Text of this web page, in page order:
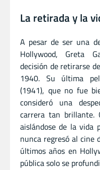
La retirada y la
A pesar de ser una
Hollywood, Greta
decisión de retirarse
1940. Su última
(1941), que no fue
consideró una
carrera tan brillante.
aislándose de la vida
nunca regresó al cine
últimos años en
pública solo se